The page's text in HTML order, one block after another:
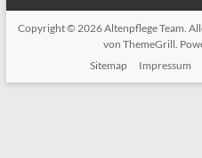
Copyright © 2026Altenpflege Team.
von ThemeGrill.
Sitemap
Impressum